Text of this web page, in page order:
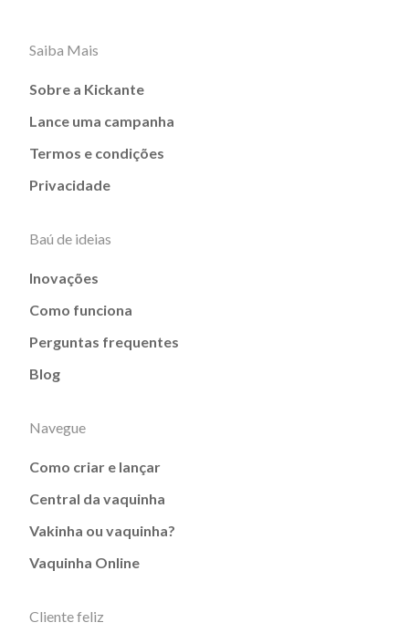
Saiba Mais
Sobre a Kickante
Lance uma campanha
Termos e condições
Privacidade
Baú de ideias
Inovações
Como funciona
Perguntas frequentes
Blog
Navegue
Como criar e lançar
Central da vaquinha
Vakinha ou vaquinha?
Vaquinha Online
Cliente feliz